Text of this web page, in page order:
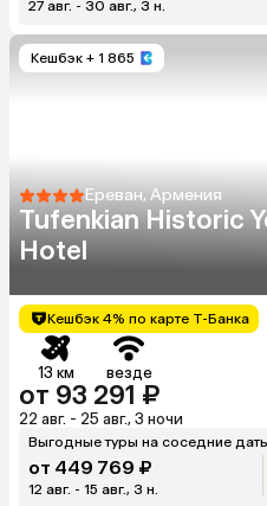
27 авг. - 30 авг., 3 н.
Кешбэк + 1 865
Ереван, Армения
Tufenkian Historic
Hotel
Кешбэк 4% по карте Т-Банка
13 км везде
от 93 291 ₽
22 авг. - 25 авг., 3 ночи
Выгодные туры на соседние
от 449 769 ₽
12 авг. - 15 авг., 3 н.